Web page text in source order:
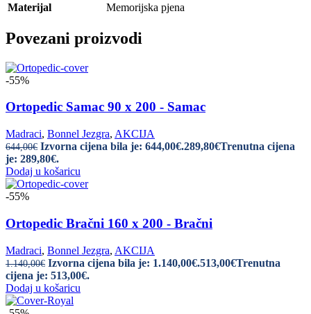
Materijal Memorijska pjena
Povezani proizvodi
-55%
Ortopedic Samac 90 x 200 - Samac
Madraci, Bonnel Jezgra, AKCIJA
644,00€ Izvorna cijena bila je: 644,00€.289,80€Trenutna cijena
je: 289,80€.
Dodaj u košaricu
-55%
Ortopedic Bračni 160 x 200 - Bračni
Madraci, Bonnel Jezgra, AKCIJA
1.140,00€ Izvorna cijena bila je: 1.140,00€.513,00€Trenutna
cijena je: 513,00€.
Dodaj u košaricu